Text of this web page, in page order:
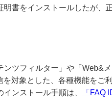
明書をインストールしたが、
ンツフィルター」や「Web&
を対象とした、各種機能をご
インストール手順は、
「FAQ